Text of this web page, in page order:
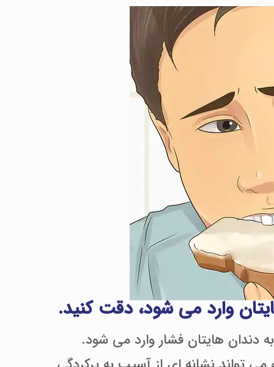
وارد می شود، دقت کنید.
هایتان فشار وارد می شود.